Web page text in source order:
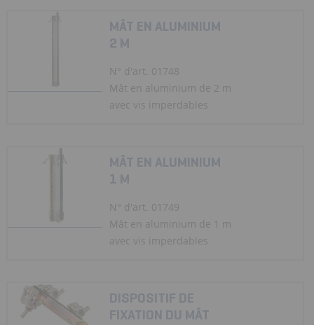
MÂT EN ALUMINIUM
2 M
N° d'art. 01748
Mât en aluminium de 2 m
avec vis imperdables
MÂT EN ALUMINIUM
1 M
N° d'art. 01749
Mât en aluminium de 1 m
avec vis imperdables
DISPOSITIF DE
FIXATION DU MÂT